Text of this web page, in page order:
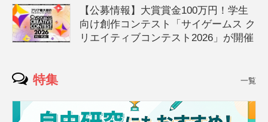
【公募情報】大賞賞金100万円！学生
向け創作コンテスト「サイゲームス ク
リエイティブコンテスト2026」が開催
特集 一覧